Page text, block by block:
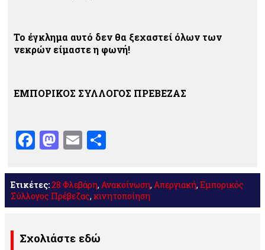
Το έγκλημα αυτό δεν θα ξεχαστεί όλων των
νεκρών είμαστε η φωνή!
ΕΜΠΟΡΙΚΟΣ ΣΥΛΛΟΓΟΣ ΠΡΕΒΕΖΑΣ
Facebook
Mastodon
Email
Ετικέτες:28 Φλεβάρη, Ανακοίνωση, Απεργιακή, Εμπορικός
Σύλλογος Πρέβεζας, κινητοποίηση
Σχολιάστε εδώ